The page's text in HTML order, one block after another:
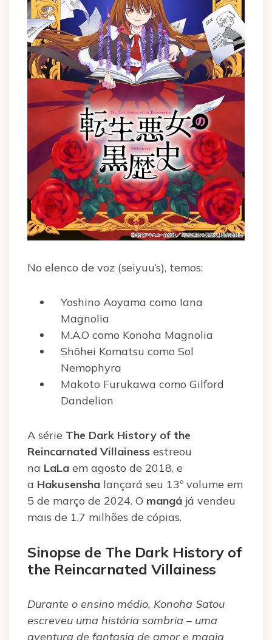
No elenco de voz (seiyuu’s), temos:
Yoshino Aoyama como Iana
Magnolia
M.A.O como Konoha Magnolia
Shōhei Komatsu como Sol
Nemophyra
Makoto Furukawa como Gilford
Dandelion
A série The Dark History of the
Reincarnated Villainess estreou
na LaLa em agosto de 2018, e
a Hakusensha lançará seu 13º volume em
5 de março de 2024. O mangá já vendeu
mais de 1,7 milhões de cópias.
Sinopse de The Dark History of
the Reincarnated Villainess
Durante o ensino médio, Konoha Satou
escreveu uma história sombria – uma
aventura de fantasia de amor e magia